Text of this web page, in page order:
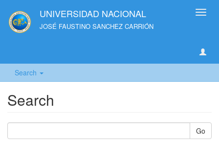
UNIVERSIDAD NACIONAL
JOSÉ FAUSTINO SANCHEZ CARRIÓN
Search
Search
Go